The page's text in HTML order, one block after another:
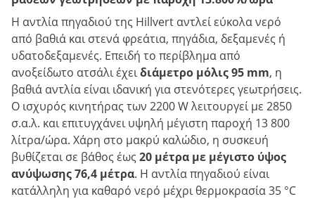
Η αντλία πηγαδιού της Hillvert αντλεί εύκολα νερό
από βαθιά και στενά φρεάτια, πηγάδια, δεξαμενές ή
υδατοδεξαμενές. Επειδή το περίβλημα από
ανοξείδωτο ατσάλι έχειδιάμετρο μόλις 95 mm, η
βαθιά αντλία είναι ιδανική για στενότερες γεωτρήσεις.
Ο ισχυρός κινητήρας των 2200 W λειτουργεί με 2850
σ.α.λ. και επιτυγχάνει υψηλή μέγιστη παροχή 13 800
λίτρα/ώρα. Χάρη στο μακρύ καλώδιο, η συσκευή
βυθίζεται σε βάθος έως 20 μέτρα με μέγιστο ύψος
ανύψωσης 76,4 μέτρα. Η αντλία πηγαδιού είναι
κατάλληλη για καθαρό νερό μέχρι θερμοκρασία 35 °C